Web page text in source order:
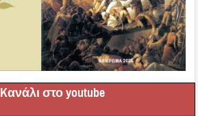
Kανάλι στο youtube